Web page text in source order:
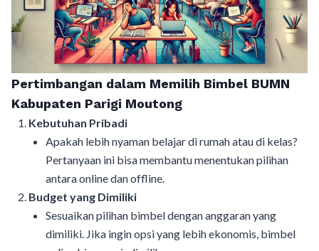
Pertimbangan dalam Memilih Bimbel BUMN
Kabupaten Parigi Moutong
Kebutuhan Pribadi
Apakah lebih nyaman belajar di rumah atau di kelas?
Pertanyaan ini bisa membantu menentukan pilihan
antara online dan offline.
Budget yang Dimiliki
Sesuaikan pilihan bimbel dengan anggaran yang
dimiliki. Jika ingin opsi yang lebih ekonomis, bimbel